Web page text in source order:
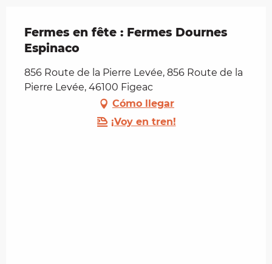
Fermes en fête : Fermes Dournes
Espinaco
856 Route de la Pierre Levée, 856 Route de la
Pierre Levée, 46100 Figeac
Cómo llegar
¡Voy en tren!